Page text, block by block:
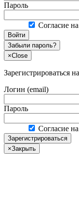
Пароль
Согласие на
Войти
Забыли пароль?
×Close
Зарегистрироваться
Логин (email)
Пароль
Согласие на
Зарегистрироваться
×Закрыть